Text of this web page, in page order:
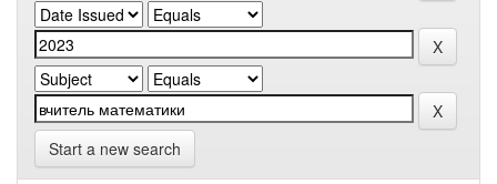
Start a new search